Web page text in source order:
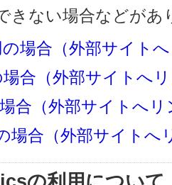
きない場合などが
の場合（外部サイト
場合（外部サイトへ
合（外部サイトへリ
場合（外部サイトへ